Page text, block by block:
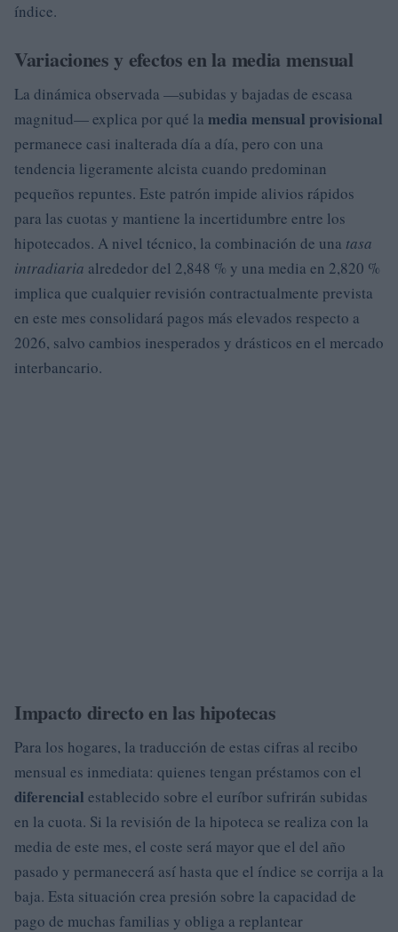
índice.
Variaciones y efectos en la media mensual
La dinámica observada —subidas y bajadas de escasa
magnitud— explica por qué la media mensual provisional
permanece casi inalterada día a día, pero con una
tendencia ligeramente alcista cuando predominan
pequeños repuntes. Este patrón impide alivios rápidos
para las cuotas y mantiene la incertidumbre entre los
hipotecados. A nivel técnico, la combinación de una tasa
intradiaria alrededor del 2,848 % y una media en 2,820 %
implica que cualquier revisión contractualmente prevista
en este mes consolidará pagos más elevados respecto a
2026, salvo cambios inesperados y drásticos en el mercado
interbancario.
Impacto directo en las hipotecas
Para los hogares, la traducción de estas cifras al recibo
mensual es inmediata: quienes tengan préstamos con el
diferencial establecido sobre el euríbor sufrirán subidas
en la cuota. Si la revisión de la hipoteca se realiza con la
media de este mes, el coste será mayor que el del año
pasado y permanecerá así hasta que el índice se corrija a la
baja. Esta situación crea presión sobre la capacidad de
pago de muchas familias y obliga a replantear